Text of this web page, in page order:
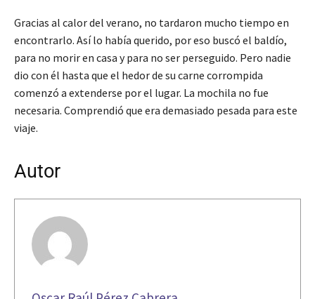
Gracias al calor del verano, no tardaron mucho tiempo en
encontrarlo. Así lo había querido, por eso buscó el baldío,
para no morir en casa y para no ser perseguido. Pero nadie
dio con él hasta que el hedor de su carne corrompida
comenzó a extenderse por el lugar. La mochila no fue
necesaria. Comprendió que era demasiado pesada para este
viaje.
Autor